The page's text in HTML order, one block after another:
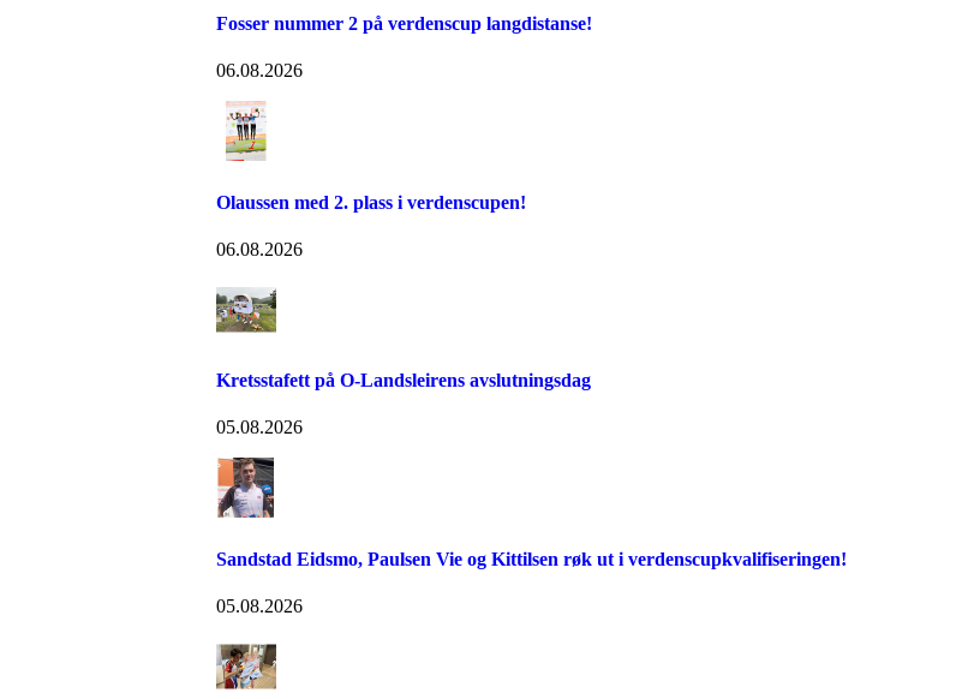
Fosser nummer 2 på verdenscup langdistanse!
06.08.2026
Olaussen med 2. plass i verdenscupen!
06.08.2026
Kretsstafett på O-Landsleirens avslutningsdag
05.08.2026
Sandstad Eidsmo, Paulsen Vie og Kittilsen røk ut i verdenscupkvalifiseringen!
05.08.2026